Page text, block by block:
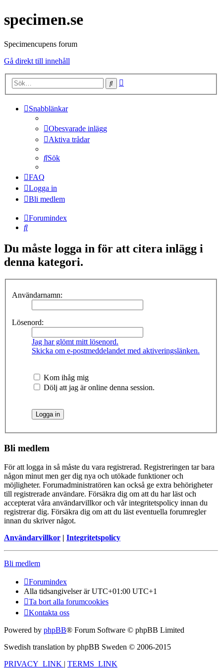
specimen.se
Specimencupens forum
Gå direkt till innehåll
Sök
Snabblänkar
Obesvarade inlägg
Aktiva trådar
Sök
FAQ
Logga in
Bli medlem
Forumindex
Sök
Du måste logga in för att citera inlägg i
denna kategori.
Användarnamn:
Lösenord:
Jag har glömt mitt lösenord.
Skicka om e-postmeddelandet med aktiveringslänken.
Kom ihåg mig
Dölj att jag är online denna session.
Bli medlem
För att logga in så måste du vara registrerad. Registreringen tar bara
någon minut men ger dig nya och utökade funktioner och
möjligheter. Forumadministratören kan också ge extra behörigheter
till registrerade användare. Försäkra dig om att du har läst och
accepterat våra användarvillkor och vår integritetspolicy innan du
registrerar dig. Försäkra dig om att du läst eventuella forumregler
innan du skriver något.
Användarvillkor | Integritetspolicy
Bli medlem
Forumindex
Alla tidsangivelser är UTC+01:00 UTC+1
Ta bort alla forumcookies
Kontakta oss
Powered by phpBB® Forum Software © phpBB Limited
Swedish translation by phpBB Sweden © 2006-2015
PRIVACY_LINK | TERMS_LINK